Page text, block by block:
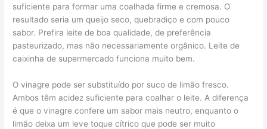
suficiente para formar uma coalhada firme e cremosa. O
resultado seria um queijo seco, quebradiço e com pouco
sabor. Prefira leite de boa qualidade, de preferência
pasteurizado, mas não necessariamente orgânico. Leite de
caixinha de supermercado funciona muito bem.
O vinagre pode ser substituído por suco de limão fresco.
Ambos têm acidez suficiente para coalhar o leite. A diferença
é que o vinagre confere um sabor mais neutro, enquanto o
limão deixa um leve toque cítrico que pode ser muito